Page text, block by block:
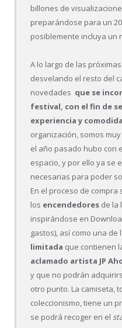
billones de
preparándose para un
posiblemente incluya un
A lo largo de las
desvelando el resto del
novedades que se
festival, con el fin de
experiencia y
organización, somos
el año pasado hubo con
espacio, y por ello ya se
necesarias para poder
En el proceso de
los encendedores de la
inspirándose en
gastos), así como una de
limitada que contienen
aclamado artista JP
y que no podrán
otro punto. La camiseta,
coleccionismo, tiene un
se podrá recoger en el